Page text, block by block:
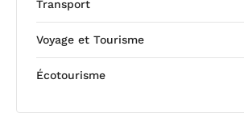
Transport
Voyage et Tourisme
Écotourisme